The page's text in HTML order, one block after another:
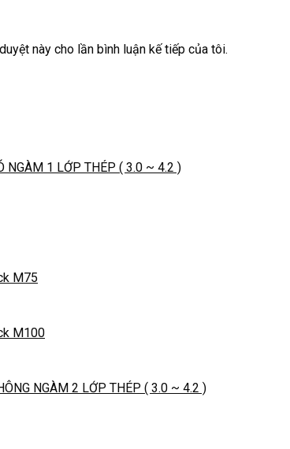
này cho lần bình luận kế tiếp của tôi.
NGÀM 1 LỚP THÉP ( 3.0 ~ 4.2 )
M75
M100
NGÀM 2 LỚP THÉP ( 3.0 ~ 4.2 )